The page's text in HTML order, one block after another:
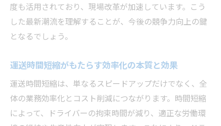
埼玉県の補助金制度が運送現場にもたらす
変化
戸建てや個人も対象の宅配ボックス補助金
運送効率化に貢献する宅配ボックスの導入
効果
運送時間短縮を叶える補助金活用のポイン
ト
度も活用されており、現場改革が加速しています。こう
した最新潮流を理解することが、今後の競争力向上の鍵
となるでしょう。
運送時間短縮がもたらす効率化の本質と効果
運送時間短縮は、単なるスピードアップだけでなく、全
体の業務効率化とコスト削減につながります。時間短縮
によって、ドライバーの拘束時間が減り、適正な労働環